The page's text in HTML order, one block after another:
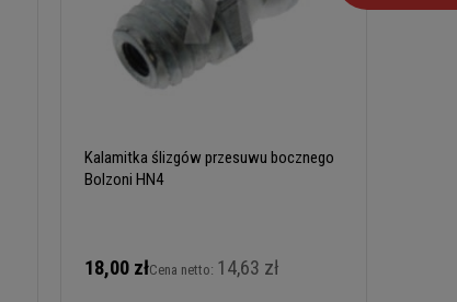
Kalamitka ślizgów przesuwu bocznego
Bolzoni HN4
18,00 złCena netto: 14,63 zł